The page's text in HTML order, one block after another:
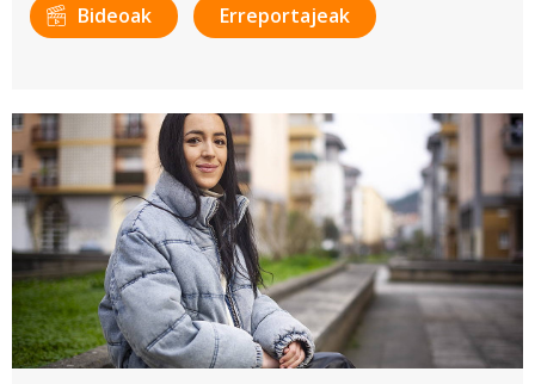
Bideoak Erreportajeak